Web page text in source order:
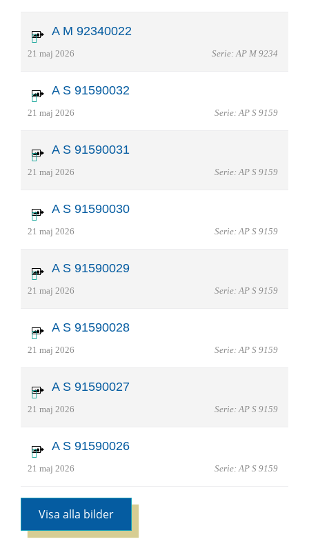
A M 92340022
21 maj 2026 Serie: AP M 9234
A S 91590032
21 maj 2026 Serie: AP S 9159
A S 91590031
21 maj 2026 Serie: AP S 9159
A S 91590030
21 maj 2026 Serie: AP S 9159
A S 91590029
21 maj 2026 Serie: AP S 9159
A S 91590028
21 maj 2026 Serie: AP S 9159
A S 91590027
21 maj 2026 Serie: AP S 9159
A S 91590026
21 maj 2026 Serie: AP S 9159
Visa alla bilder